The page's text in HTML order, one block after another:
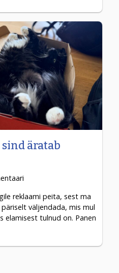
äratab
reklaami peita, sest ma
väljendada, mis mul
elamisest tulnud on. Panen